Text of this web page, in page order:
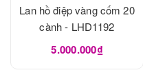
Lan hồ điệp vàng cốm 20
cành - LHD1192
5.000.000₫